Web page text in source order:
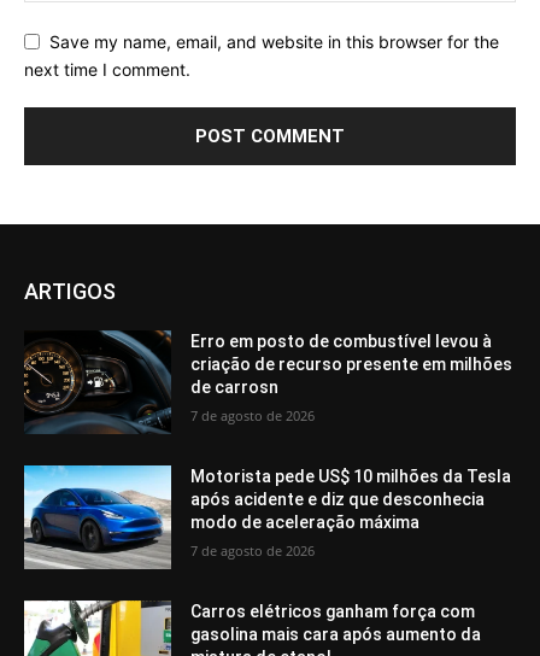
Save my name, email, and website in this browser for the
next time I comment.
ARTIGOS
Erro em posto de combustível levou à
criação de recurso presente em milhões
de carrosn
7 de agosto de 2026
Motorista pede US$ 10 milhões da Tesla
após acidente e diz que desconhecia
modo de aceleração máxima
7 de agosto de 2026
Carros elétricos ganham força com
gasolina mais cara após aumento da